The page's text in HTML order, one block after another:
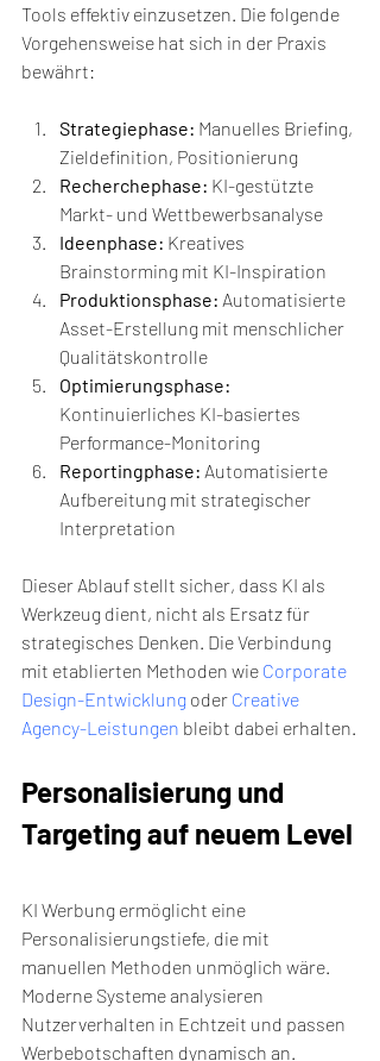
Tools effektiv einzusetzen. Die folgende
Vorgehensweise hat sich in der Praxis
bewährt:
Strategiephase: Manuelles Briefing,
Zieldefinition, Positionierung
Recherchephase: KI-gestützte
Markt- und Wettbewerbsanalyse
Ideenphase: Kreatives
Brainstorming mit KI-Inspiration
Produktionsphase: Automatisierte
Asset-Erstellung mit menschlicher
Qualitätskontrolle
Optimierungsphase:
Kontinuierliches KI-basiertes
Performance-Monitoring
Reportingphase: Automatisierte
Aufbereitung mit strategischer
Interpretation
Dieser Ablauf stellt sicher, dass KI als
Werkzeug dient, nicht als Ersatz für
strategisches Denken. Die Verbindung
mit etablierten Methoden wie Corporate
Design-Entwicklung oder Creative
Agency-Leistungen bleibt dabei erhalten.
Personalisierung und
Targeting auf neuem Level
KI Werbung ermöglicht eine
Personalisierungstiefe, die mit
manuellen Methoden unmöglich wäre.
Moderne Systeme analysieren
Nutzerverhalten in Echtzeit und passen
Werbebotschaften dynamisch an.